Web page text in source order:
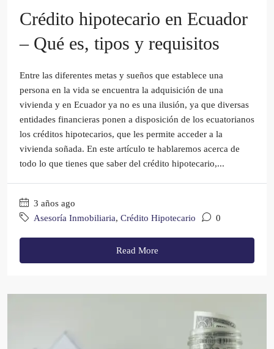
Crédito hipotecario en Ecuador
– Qué es, tipos y requisitos
Entre las diferentes metas y sueños que establece una
persona en la vida se encuentra la adquisición de una
vivienda y en Ecuador ya no es una ilusión, ya que diversas
entidades financieras ponen a disposición de los ecuatorianos
los créditos hipotecarios, que les permite acceder a la
vivienda soñada. En este artículo te hablaremos acerca de
todo lo que tienes que saber del crédito hipotecario,...
3 años ago
Asesoría Inmobiliaria, Crédito Hipotecario 0
Read More